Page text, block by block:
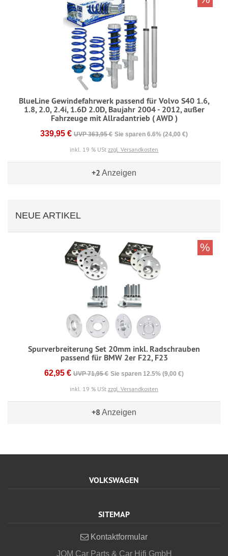
BlueLine Gewindefahrwerk passend für Volvo S40 1.6,
1.8, 2.0, 2.4i, 1.6D 2.0D, Baujahr 2004 - 2012, außer
Fahrzeuge mit Allradantrieb ( AWD )
339,95 € UVP 363,95 € Sie sparen 6.6% (24,00 €)
inkl. 19 % USt zzgl. Versandkosten
+2 Anzeigen
NEUE ARTIKEL
Spurverbreiterung Set 20mm inkl. Radschrauben
passend für BMW 2er F22, F23
62,95 € UVP 71,95 € Sie sparen 12.5% (9,00 €)
inkl. 19 % USt zzgl. Versandkosten
%
+8 Anzeigen
VOLKSWAGEN
SITEMAP
Kontaktformular
JOM Car Parts & Car Hifi GmbH